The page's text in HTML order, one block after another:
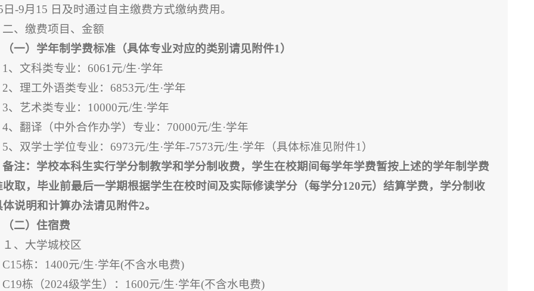
日-9月15 日及时通过自主缴费方式缴纳费用。
二、缴费项目、金额
（一）学年制学费标准 （具体专业对应的类别请见附件1）
1、文科类专业：6061元/生·学年
2、理工外语类专业：6853元/生·学年
3、艺术类专业：10000元/生·学年
4、翻译（中外合作办学）专业：70000元/生·学年
5、双学士学位专业：6973元/生·学年-7573元/生·学年（具体标准见附件1）
备注：学校本科生实行学分制教学和学分制收费，学生在校期间每学年学费暂按上述的学年制学费
收取，毕业前最后一学期根据学生在校时间及实际修读学分（每学分120元）结算学费，学分制收
说明和计算办法请见附件2。
（二）住宿费
１、大学城校区
C15栋：1400元/生·学年(不含水电费)
C19栋（2024级学生）：1600元/生·学年(不含水电费)